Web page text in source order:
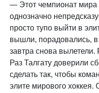
— Этот чемпионат
однозначно
просто тупо выйти в
вышли, порадовались,
завтра снова вылетели.
Раз Талгату доверили
сделать так, чтобы
элите мирового хоккея.